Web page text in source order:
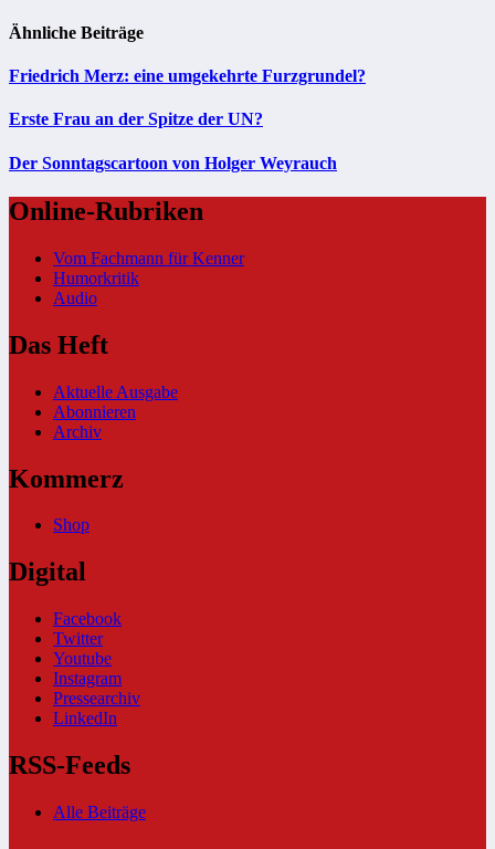
Ähnliche Beiträge
Friedrich Merz: eine umgekehrte Furzgrundel?
Erste Frau an der Spitze der UN?
Der Sonntagscartoon von Holger Weyrauch
Online-Rubriken
Vom Fachmann für Kenner
Humorkritik
Audio
Das Heft
Aktuelle Ausgabe
Abonnieren
Archiv
Kommerz
Shop
Digital
Facebook
Twitter
Youtube
Instagram
Pressearchiv
LinkedIn
RSS-Feeds
Alle Beiträge